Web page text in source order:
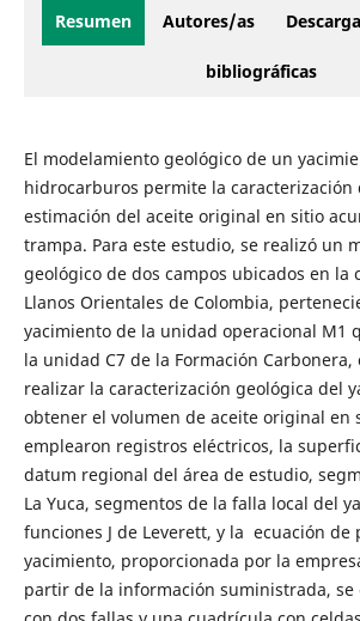
Resumen Autores/as
bibliográficas
El modelamiento geológico de un
hidrocarburos permite la caracterización
estimación del aceite original en sitio
trampa. Para este estudio, se realizó un
geológico de dos campos ubicados en la
Llanos Orientales de Colombia,
yacimiento de la unidad operacional M1
la unidad C7 de la Formación
realizar la caracterización geológica del
obtener el volumen de aceite original en
emplearon registros eléctricos, la
datum regional del área de estudio,
La Yuca, segmentos de la falla local del
funciones J de Leverett, y la ecuación
yacimiento, proporcionada por la
partir de la información suministrada,